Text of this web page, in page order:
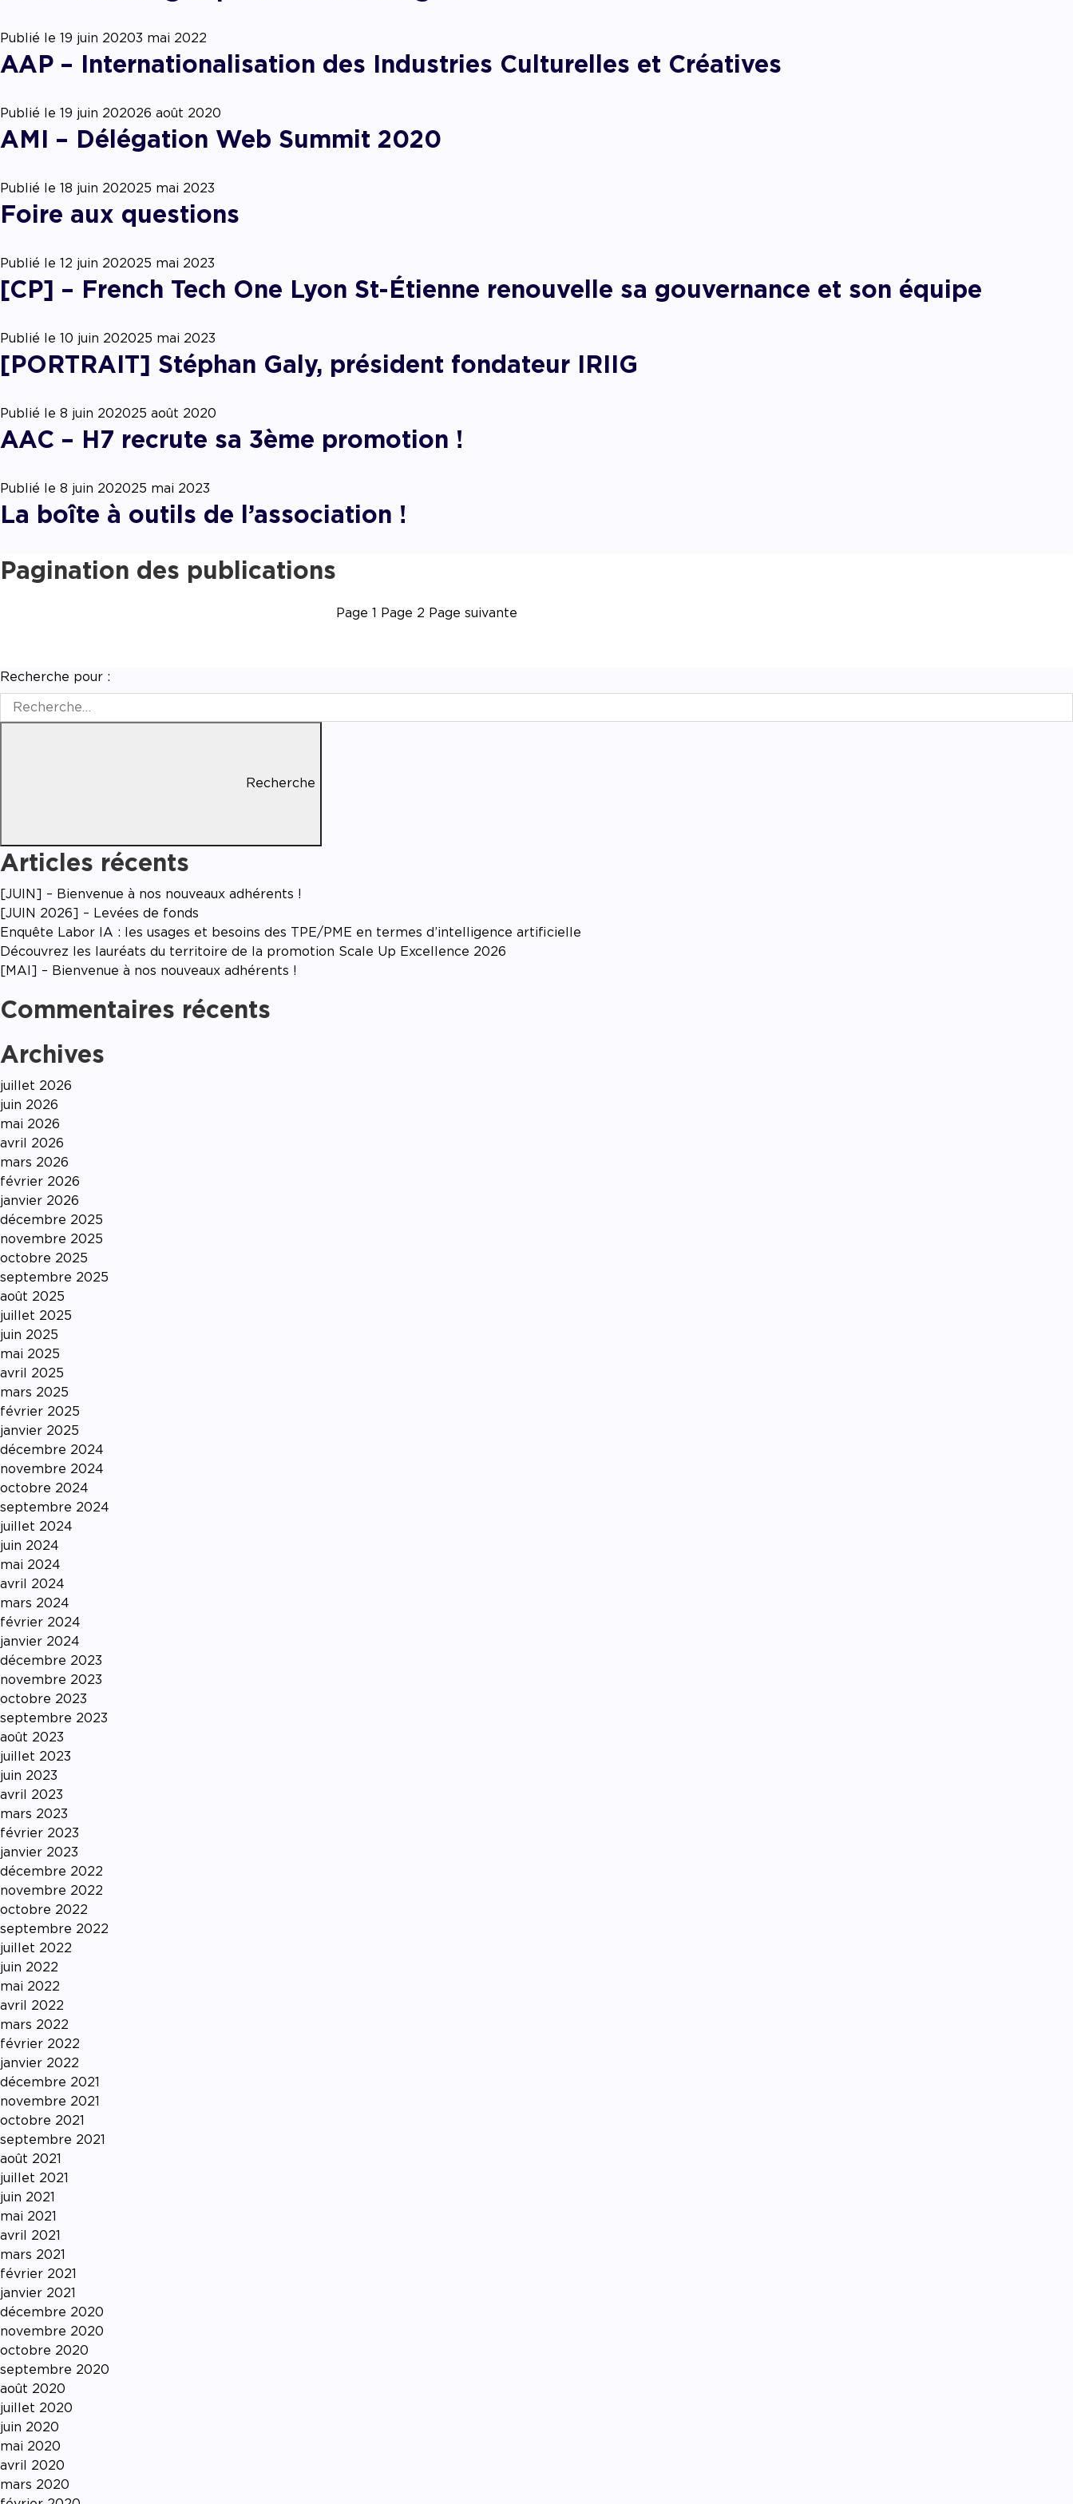
Publié le 19 juin 20203 mai 2022
AAP – Internationalisation des Industries Culturelles et Créatives
Publié le 19 juin 202026 août 2020
AMI – Délégation Web Summit 2020
Publié le 18 juin 202025 mai 2023
Foire aux questions
Publié le 12 juin 202025 mai 2023
[CP] – French Tech One Lyon St-Étienne renouvelle sa gouvernance et son équipe
Publié le 10 juin 202025 mai 2023
[PORTRAIT] Stéphan Galy, président fondateur IRIIG
Publié le 8 juin 202025 août 2020
AAC – H7 recrute sa 3ème promotion !
Publié le 8 juin 202025 mai 2023
La boîte à outils de l’association !
Pagination des publications
Page 1 Page 2 Page suivante
Recherche pour :
Recherche
Articles récents
[JUIN] – Bienvenue à nos nouveaux adhérents !
[JUIN 2026] – Levées de fonds
Enquête Labor IA : les usages et besoins des TPE/PME en termes d’intelligence artificielle
Découvrez les lauréats du territoire de la promotion Scale Up Excellence 2026
[MAI] – Bienvenue à nos nouveaux adhérents !
Commentaires récents
Archives
juillet 2026
juin 2026
mai 2026
avril 2026
mars 2026
février 2026
janvier 2026
décembre 2025
novembre 2025
octobre 2025
septembre 2025
août 2025
juillet 2025
juin 2025
mai 2025
avril 2025
mars 2025
février 2025
janvier 2025
décembre 2024
novembre 2024
octobre 2024
septembre 2024
juillet 2024
juin 2024
mai 2024
avril 2024
mars 2024
février 2024
janvier 2024
décembre 2023
novembre 2023
octobre 2023
septembre 2023
août 2023
juillet 2023
juin 2023
avril 2023
mars 2023
février 2023
janvier 2023
décembre 2022
novembre 2022
octobre 2022
septembre 2022
juillet 2022
juin 2022
mai 2022
avril 2022
mars 2022
février 2022
janvier 2022
décembre 2021
novembre 2021
octobre 2021
septembre 2021
août 2021
juillet 2021
juin 2021
mai 2021
avril 2021
mars 2021
février 2021
janvier 2021
décembre 2020
novembre 2020
octobre 2020
septembre 2020
août 2020
juillet 2020
juin 2020
mai 2020
avril 2020
mars 2020